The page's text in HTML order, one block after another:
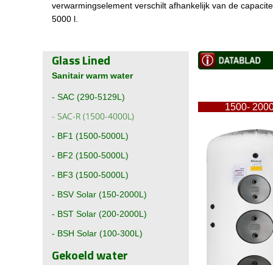
verwarmingselement verschilt afhankelijk van de
5000 l.
Glass Lined
Sanitair warm water
- SAC (290-5129L)
- SAC-R (1500-4000L)
- BF1 (1500-5000L)
- BF2 (1500-5000L)
- BF3 (1500-5000L)
- BSV Solar (150-2000L)
- BST Solar (200-2000L)
- BSH Solar (100-300L)
Gekoeld water
1500-